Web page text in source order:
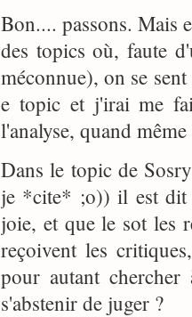
Bon.... passons. Mais
des topics où, faute
méconnue), on se
e topic et j'irai me
l'analyse, quand
Dans le topic de
je *cite* ;o)) il est dit
joie, et que le sot les
reçoivent les
pour autant
s'abstenir de juger ?